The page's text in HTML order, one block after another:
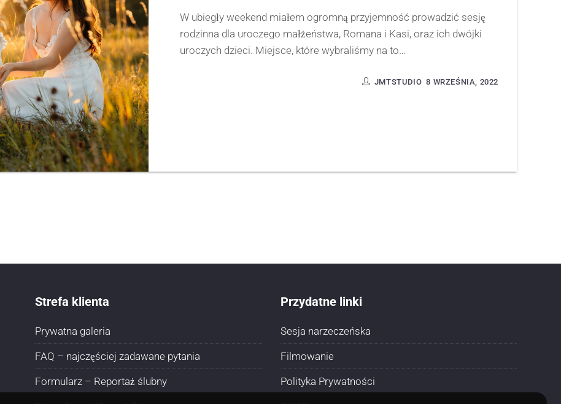
W ubiegły weekend miałem ogromną przyjemność prowadzić sesję
rodzinna dla uroczego małżeństwa, Romana i Kasi, oraz ich dwójki
uroczych dzieci. Miejsce, które wybraliśmy na to…
8 WRZEŚNIA, 2022
JMTSTUDIO
Strefa klienta
Prywatna galeria
FAQ – najczęściej zadawane pytania
Formularz – Reportaż ślubny
Przydatne linki
Sesja narzeczeńska
Filmowanie
Polityka Prywatności